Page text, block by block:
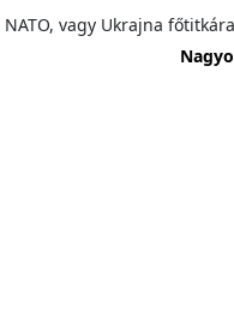
vagy Ukrajna